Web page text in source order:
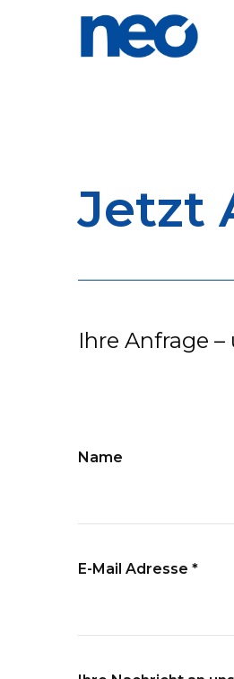
Jetzt
Ihre Anfrage
Name
E-Mail Adresse *